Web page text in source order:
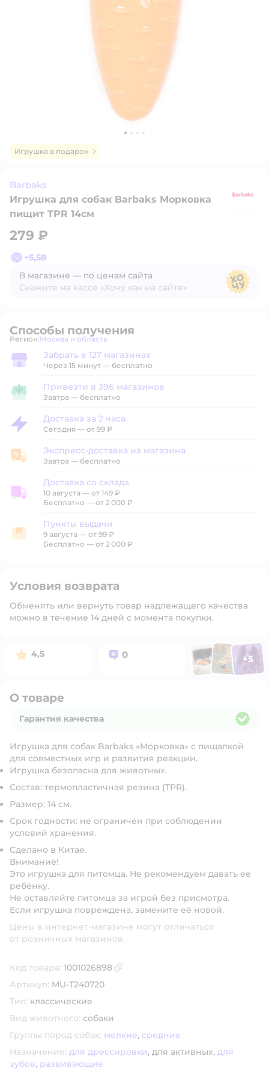
Игрушка в подарок
Barbaks
Игрушка для собак Barbaks Морковка
пищит TPR 14см
279 ₽
+5,58
В магазине — по ценам сайта
Скажите на кассе «Хочу как на сайте»
Способы получения
Регион: Выбор адреса доставки.
Москва и область
Забрать в магазине
Забрать в 127 магазинах
Через 15 минут — бесплатно
Привезти в магазин
Привезти в 396 магазинов
Завтра — бесплатно
Доставка за 2 часа
Доставка за 2 часа
Сегодня — от 99 ₽
Экспресс-доставка из магазина
Экспресс-доставка из магазина
Завтра — бесплатно
Доставка со склада
Доставка со склада
10 августа — от 149 ₽
Бесплатно — от 2 000 ₽
Пункты выдачи
Пункты выдачи
9 августа — от 99 ₽
Бесплатно — от 2 000 ₽
Условия возврата
Обменять или вернуть товар надлежащего качества
можно в течение 14 дней с момента покупки.
Рейтинг:
4,5 Вопросов:
0 ФотоФотоФото
+5
Открыть
О товаре
Гарантия качества
Игрушка для собак Barbaks «Морковка» с пищалкой
для совместных игр и развития реакции.
Игрушка безопасна для животных.
Состав: термопластичная резина (TPR).
Размер: 14 см.
Срок годности: не ограничен при соблюдении
условий хранения.
Сделано в Китае.
Внимание!
Это игрушка для питомца. Не рекомендуем давать её
ребёнку.
Не оставляйте питомца за игрой без присмотра.
Если игрушка повреждена, замените её новой.
Цены в интернет-магазине могут отличаться
от розничных магазинов.
Код товара: 1001026898
Артикул: MU-T240720
Тип: классические
Вид животного: собаки
Группы пород собак: мелкие, средние
Назначение: для дрессировки, для активных, для
зубов, развивающие